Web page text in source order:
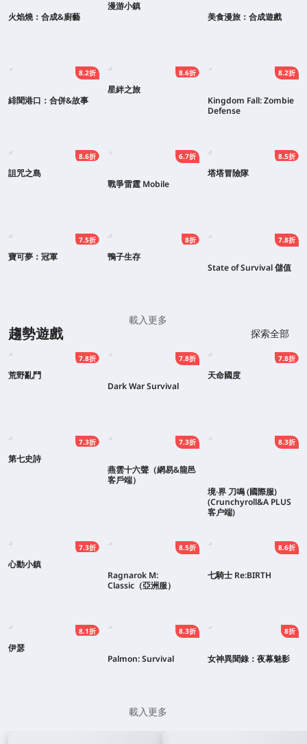
火焰燒：合成&廚藝
漫游小鎮
美食漫旅：合成遊戲
8.2折
緋聞港口：合併&故事
8.6折
星絆之旅
8.2折
Kingdom Fall: Zombie
Defense
8.6折
詛咒之島
6.7折
戰爭雷霆 Mobile
8.5折
塔塔冒險隊
7.5折
寶可夢：冠軍
8折
鴨子生存
7.8折
State of Survival 儲值
載入更多
趨勢遊戲 探索全部
7.8折
荒野亂鬥
7.8折
Dark War Survival
7.8折
天命國度
7.3折
第七史詩
7.3折
燕雲十六聲（網易&龍邑
客戶端）
8.3折
境·界 刀鳴 (國際服)
(Crunchyroll&A PLUS
客户端)
7.3折
心動小鎮
8.5折
Ragnarok M:
Classic（亞洲服）
8.6折
七騎士 Re:BIRTH
8.1折
伊瑟
8.3折
Palmon: Survival
8折
女神異聞錄：夜幕魅影
載入更多